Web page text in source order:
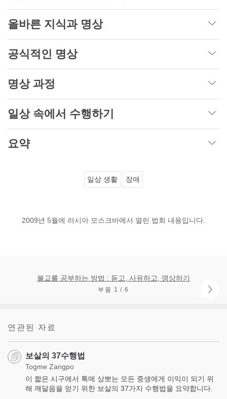
올바른 지식과 명상
공식적인 명상
명상 과정
일상 속에서 수행하기
요약
일상 생활 장애
2009년 5월에 러시아 모스크바에서 열린 법회 내용입니다.
불교를 공부하는 방법 : 듣고, 사유하고, 명상하기
부품 1 / 6
연관된 자료
보살의 37수행법
Togme Zangpo
이 짧은 시구에서 톡메 상뽀는 모든 중생에게 이익이 되기 위
해 깨달음을 얻기 위한 보살의 37가지 수행법을 요약합니다.